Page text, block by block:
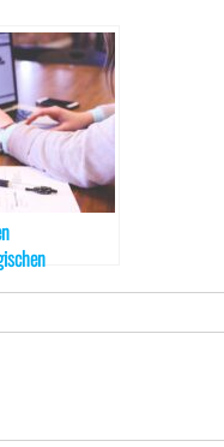
profitieren
Welt